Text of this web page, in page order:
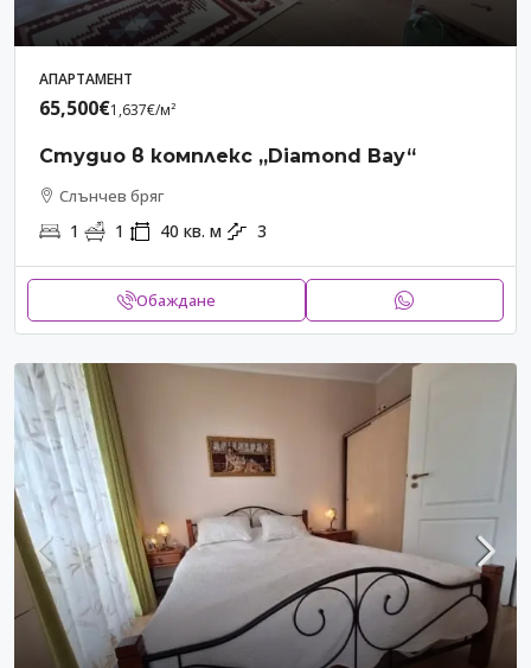
АПАРТАМЕНТ
65,500€1,637€/м²
Студио в комплекс „Diamond Bay“
Слънчев бряг
1 1 40 кв. м 3
Обаждане